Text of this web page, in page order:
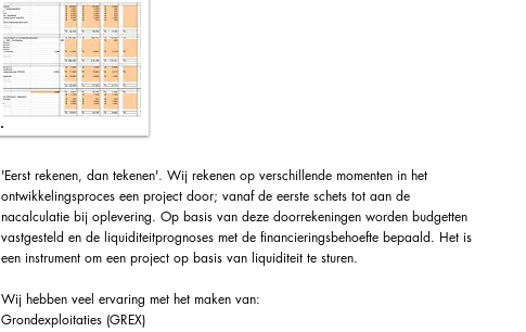
'Eerst rekenen, dan tekenen'. Wij rekenen op verschillende momenten in het
ontwikkelingsproces een project door; vanaf de eerste schets tot aan de
nacalculatie bij oplevering. Op basis van deze doorrekeningen worden budgetten
vastgesteld en de liquiditeitprognoses met de financieringsbehoefte bepaald. Het is
een instrument om een project op basis van liquiditeit te sturen.
Wij hebben veel ervaring met het maken van:
Grondexploitaties (GREX)